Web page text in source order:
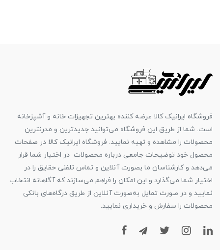
فروشگاه ایرانیک کالا عرضه کننده بهترین تجهیزات خانه و آشپزخانه
است. شما از طریق این فروشگاه می‌توانید جدیدترین و مدرنترین
محصولات را مشاهده و تهیه نمایید. فروشگاه ایرانیک کالا در صفحات
محصول خود توضیحات جامعی درباره محصولات در اختیار شما قرار
می‌دهد و کارشناسان ما بصورت آنلاین و تماس تلفنی حقایق را در
اختیار شما می‌گذارد و این امکان را فراهم می‌سازند که آگاهانه انتخاب
نمایید و در صورت تمایل به‌صورت آنلاین از طریق درگاه‌های بانکی
محصولات را سفارش و خریداری نمایید.